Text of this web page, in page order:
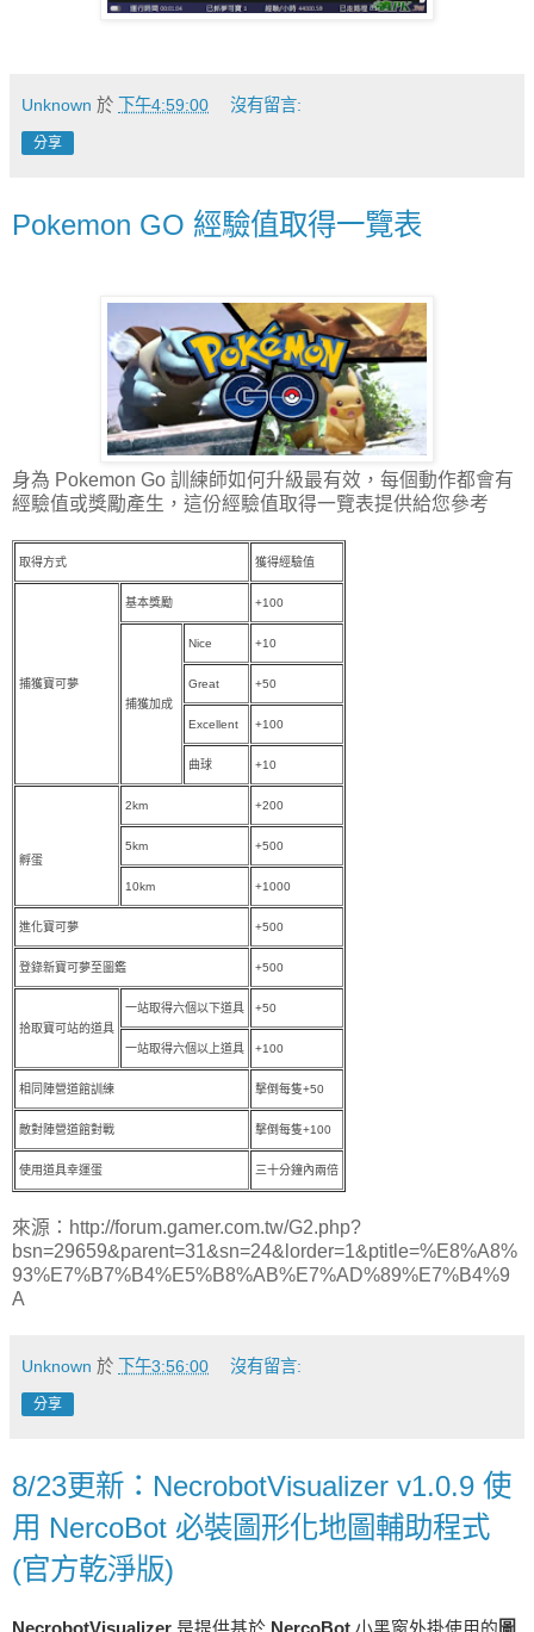
Unknown 於 下午4:59:00 沒有留言:
分享
Pokemon GO 經驗值取得一覽表
身為 Pokemon Go 訓練師如何升級最有效，每個動作都會有
經驗值或獎勵產生，這份經驗值取得一覽表提供給您參考
取得方式 獲得經驗值
捕獲寶可夢
基本獎勵 +100
捕獲加成
Nice +10
Great +50
Excellent +100
曲球 +10
孵蛋
2km +200
5km +500
10km +1000
進化寶可夢 +500
登錄新寶可夢至圖鑑 +500
拾取寶可站的道具
一站取得六個以下道具 +50
一站取得六個以上道具 +100
相同陣營道館訓練 擊倒每隻+50
敵對陣營道館對戰 擊倒每隻+100
使用道具幸運蛋 三十分鐘內兩倍
來源：http://forum.gamer.com.tw/G2.php?
bsn=29659&parent=31&sn=24&lorder=1&ptitle=%E8%A8%
93%E7%B7%B4%E5%B8%AB%E7%AD%89%E7%B4%9
A
Unknown 於 下午3:56:00 沒有留言:
分享
8/23更新：NecrobotVisualizer v1.0.9 使
用 NercoBot 必裝圖形化地圖輔助程式
(官方乾淨版)
NecrobotVisualizer 是提供基於 NercoBot 小黑窗外掛使用的 圖